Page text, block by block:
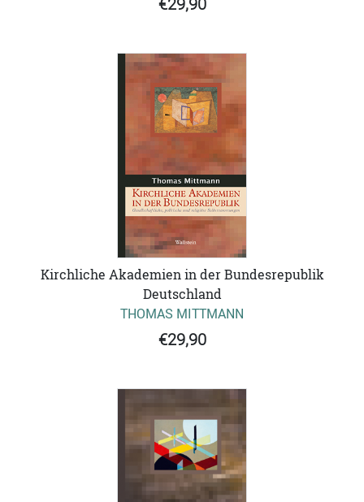
€29,90
Kirchliche Akademien in der Bundesrepublik
Deutschland
THOMAS MITTMANN
€29,90